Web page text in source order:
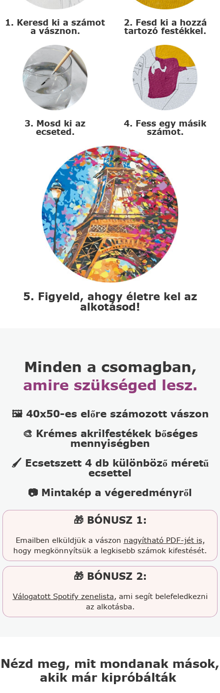
1. Keresd ki a számot
a vásznon.
2. Fesd ki a hozzá
tartozó festékkel.
3. Mosd ki az
ecseted.
4. Fess egy másik
számot.
5. Figyeld, ahogy életre kel az
alkotásod!
Minden a csomagban,
amire szükséged lesz.
🖼️ 40x50-es előre számozott vászon
🎨 Krémes akrilfestékek bőséges
mennyiségben
🖌️ Ecsetszett 4 db különböző méretű
ecsettel
📷 Mintakép a végeredményről
🎁 BÓNUSZ 1:
Emailben elküldjük a vászon nagyítható PDF-jét is,
hogy megkönnyítsük a legkisebb számok kifestését.
🎁 BÓNUSZ 2:
Válogatott Spotify zenelista, ami segít belefeledkezni
az alkotásba.
Nézd meg, mit mondanak mások,
akik már kipróbálták